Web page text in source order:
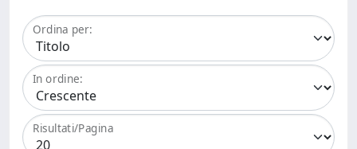
Ordina per:
In ordine:
Risultati/Pagina